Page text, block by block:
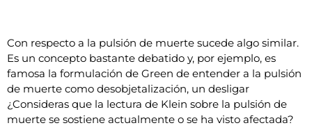
Con respecto a la pulsión de muerte sucede algo similar.
Es un concepto bastante debatido y, por ejemplo, es
famosa la formulación de Green de entender a la pulsión
de muerte como desobjetalización, un desligar
¿Consideras que la lectura de Klein sobre la pulsión de
muerte se sostiene actualmente o se ha visto afectada?